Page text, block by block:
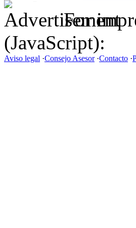
For
(JavaScript):
Aviso legal ·Consejo Asesor·Contacto ·